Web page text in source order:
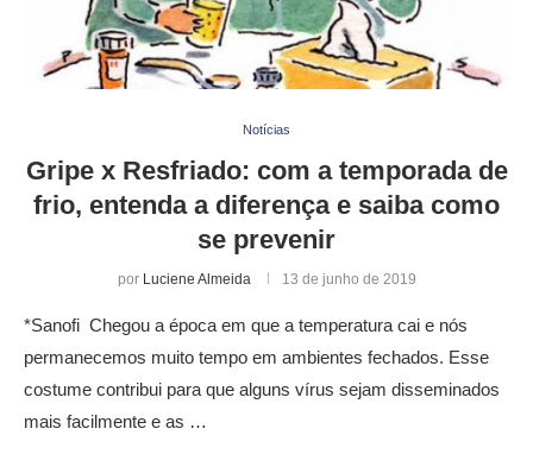
Notícias
Gripe x Resfriado: com a temporada de
frio, entenda a diferença e saiba como
se prevenir
por Luciene Almeida 13 de junho de 2019
*Sanofi Chegou a época em que a temperatura cai e nós
permanecemos muito tempo em ambientes fechados. Esse
costume contribui para que alguns vírus sejam disseminados
mais facilmente e as …